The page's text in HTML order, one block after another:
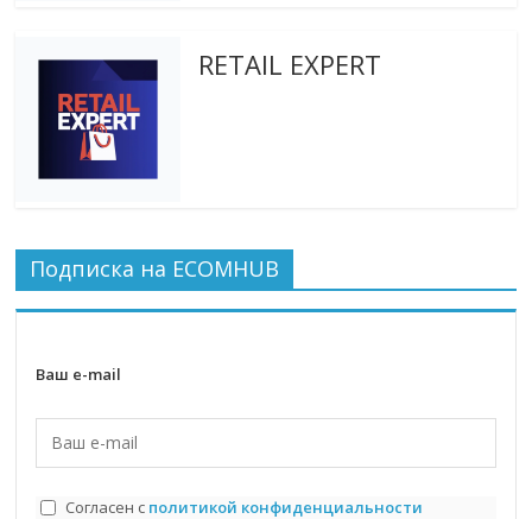
RETAIL EXPERT
Подписка на ECOMHUB
Ваш e-mail
Согласен с политикой конфиденциальности